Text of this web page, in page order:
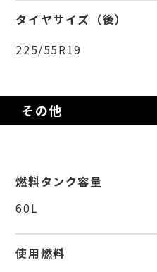
タイヤサイズ（後）
225/55R19
その他
燃料タンク容量
60L
使用燃料